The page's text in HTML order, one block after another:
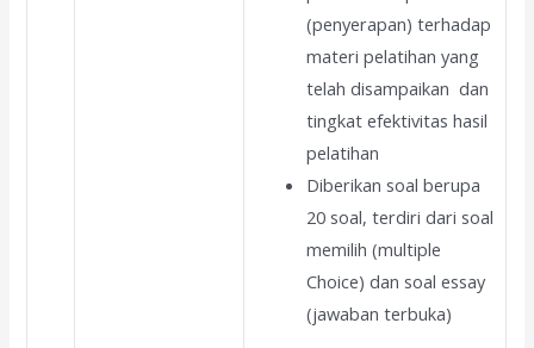
(penyerapan) terhadap
materi pelatihan yang
telah disampaikan dan
tingkat efektivitas hasil
pelatihan
Diberikan soal berupa
20 soal, terdiri dari soal
memilih (multiple
Choice) dan soal essay
(jawaban terbuka)